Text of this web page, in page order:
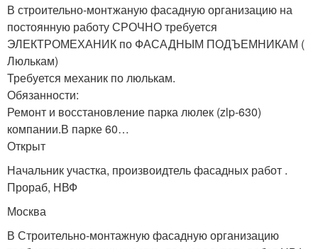
В строительно-монтжаную фасадную организацию на
постоянную работу СРОЧНО требуется
ЭЛЕКТРОМЕХАНИК по ФАСАДНЫМ ПОДЪЕМНИКАМ (
Люлькам)
Требуется механик по люлькам.
Обязанности:
Ремонт и восстановление парка люлек (zlp-630)
компании.В парке 60…
Открыт
Начальник участка, произвоидтель фасадных работ .
Прораб, НВФ
Москва
В Строительно-монтажную фасадную организацию